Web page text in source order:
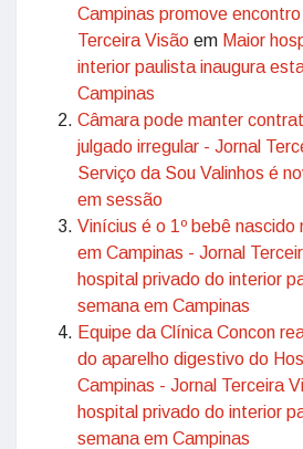
Campinas promove
Terceira Visão em Maior
interior paulista inaugura
Campinas
Câmara pode manter
julgado irregular - Jornal
Serviço da Sou Valinhos é
em sessão
Vinícius é o 1º bebê nascido
em Campinas - Jornal
hospital privado do interior
semana em Campinas
Equipe da Clínica Concon
do aparelho digestivo do
Campinas - Jornal Terceira
hospital privado do interior
semana em Campinas